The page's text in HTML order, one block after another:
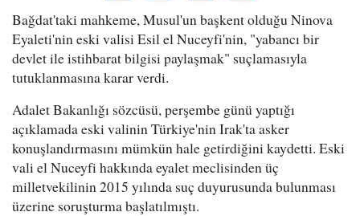
Bağdat'taki mahkeme, Musul'un başkent olduğu Ninova
Eyaleti'nin eski valisi Esil el Nuceyfi'nin, "yabancı bir
devlet ile istihbarat bilgisi paylaşmak" suçlamasıyla
tutuklanmasına karar verdi.
Adalet Bakanlığı sözcüsü, perşembe günü yaptığı
açıklamada eski valinin Türkiye'nin Irak'ta asker
konuşlandırmasını mümkün hale getirdiğini kaydetti. Eski
vali el Nuceyfi hakkında eyalet meclisinden üç
milletvekilinin 2015 yılında suç duyurusunda bulunması
üzerine soruşturma başlatılmıştı.